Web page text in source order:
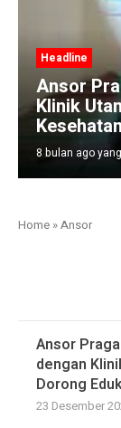
Headline
Ansor
Klinik
8 bulan ago
Home »Ansor
Ansor
dengan
Dorong
23 Desember